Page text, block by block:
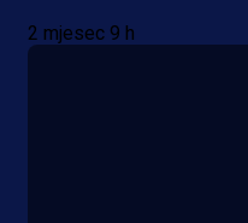
2 mjesec 9 h